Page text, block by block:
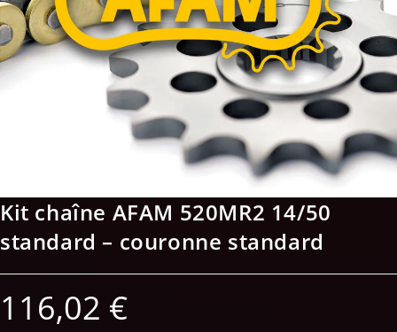
Kit chaîne AFAM 520MR2 14/50
standard – couronne standard
116,02 €